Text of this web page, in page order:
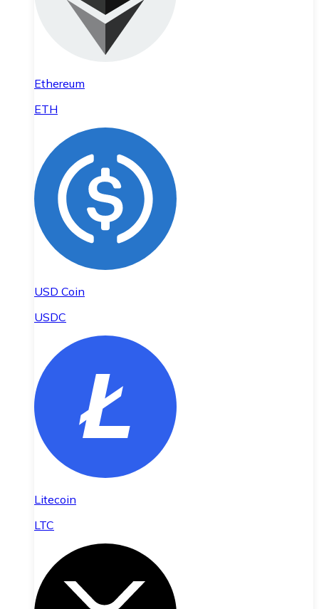
Ethereum
ETH
USD Coin
USDC
Litecoin
LTC